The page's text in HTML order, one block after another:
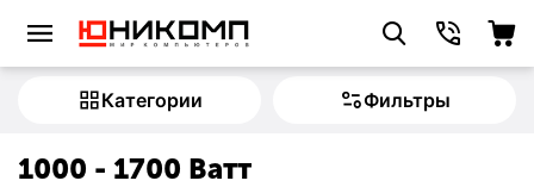
Категории Фильтры
1000 - 1700 Ватт